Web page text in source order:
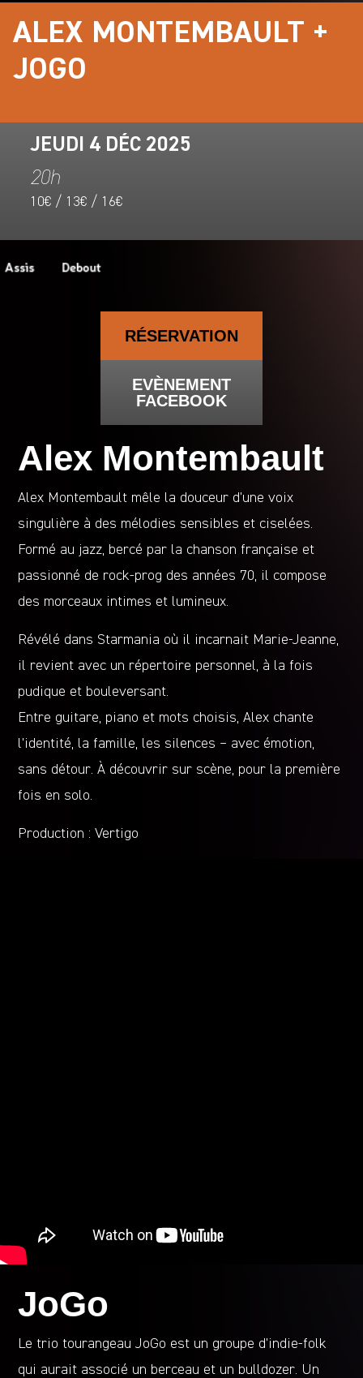
ALEX MONTEMBAULT +
JOGO
JEUDI 4 DÉC 2025
20h
10€ / 13€ / 16€
RÉSERVATION
EVÈNEMENT
FACEBOOK
Alex Montembault
Alex Montembault mêle la douceur d’une voix
singulière à des mélodies sensibles et ciselées.
Formé au jazz, bercé par la chanson française et
passionné de rock-prog des années 70, il compose
des morceaux intimes et lumineux.
Révélé dans Starmania où il incarnait Marie-Jeanne,
il revient avec un répertoire personnel, à la fois
pudique et bouleversant.
Entre guitare, piano et mots choisis, Alex chante
l’identité, la famille, les silences – avec émotion,
sans détour. À découvrir sur scène, pour la première
fois en solo.
Production : Vertigo
JoGo
Le trio tourangeau JoGo est un groupe d’indie-folk
qui aurait associé un berceau et un bulldozer. Un